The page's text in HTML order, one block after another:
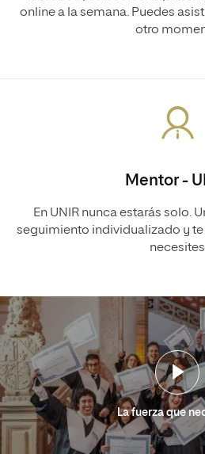
online a la semana. Puedes
otro
Mentor -
En UNIR nunca estarás solo.
seguimiento individualizado y
necesites
La fuerza que